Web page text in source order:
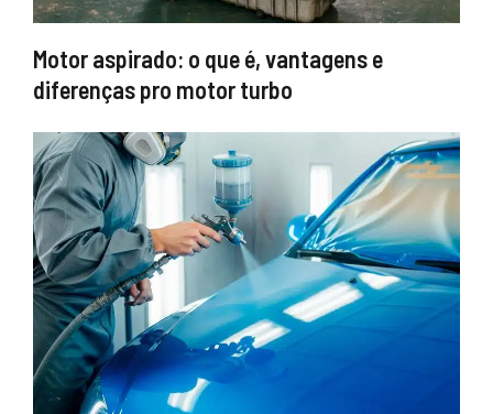
Motor aspirado: o que é, vantagens e
diferenças pro motor turbo